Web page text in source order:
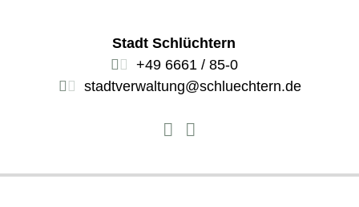
Stadt Schlüchtern
+49 6661 / 85-0
stadtverwaltung@schluechtern.de